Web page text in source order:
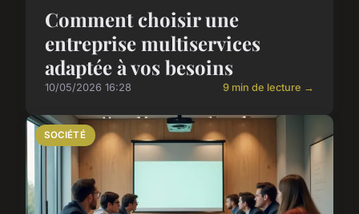
Comment choisir une
entreprise multiservices
adaptée à vos besoins
10/05/2026 16:28 9 min de lecture →
SOCIÉTÉ